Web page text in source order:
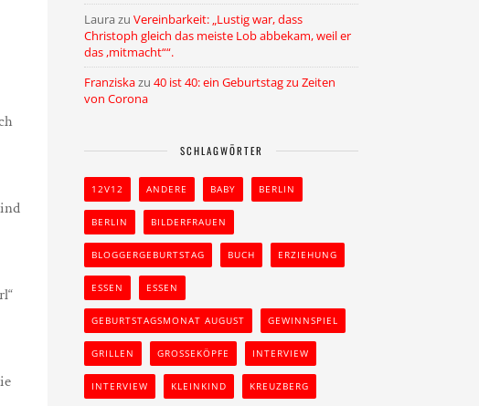
Laura zu Vereinbarkeit: „Lustig war, dass
Christoph gleich das meiste Lob abbekam, weil er
das ,mitmacht““.
Franziskazu 40 ist 40: ein Geburtstag zu Zeiten
von Corona
SCHLAGWÖRTER
12V12 ANDERE BABY BERLIN
BERLIN BILDERFRAUEN
BLOGGERGEBURTSTAG BUCH ERZIEHUNG
ESSEN ESSEN
GEBURTSTAGSMONAT AUGUST GEWINNSPIEL
GRILLEN GROSSEKÖPFE INTERVIEW
INTERVIEW KLEINKIND KREUZBERG